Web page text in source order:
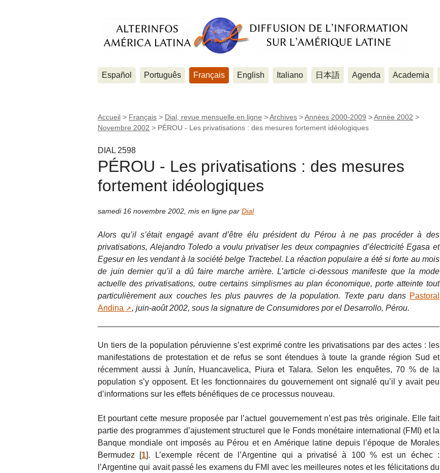
Español Português Français English Italiano 日本語 Agenda Academia
Accueil > Français > Dial, revue mensuelle en ligne >Archives >Années 2000-2009 >Année 2002 >
Novembre 2002 > PÉROU - Les privatisations : des mesures fortement idéologiques
DIAL 2598
PÉROU - Les privatisations : des mesures
fortement idéologiques
samedi 16 novembre 2002 mis en ligne par Dial
Alors qu’il s’était engagé avant d’être élu président du Pérou à ne pas procéder à des
privatisations, Alejandro Toledo a voulu privatiser les deux compagnies d’électricité Egasa et
Egesur en les vendant à la société belge Tractebel. La réaction populaire a été si forte au mois
de juin dernier qu’il a dû faire marche arrière. L’article ci-dessous manifeste que la mode
actuelle des privatisations, outre certains simplismes au plan économique, porte atteinte tout
particulièrement aux couches les plus pauvres de la population. Texte paru dans Pastoral
Andina
, juin-août 2002, sous la signature de Consumidores por el Desarrollo, Pérou.
Un tiers de la population péruvienne s’est exprimé contre les privatisations par des actes : les
manifestations de protestation et de refus se sont étendues à toute la grande région Sud et
récemment aussi à Junín, Huancavelica, Piura et Talara. Selon les enquêtes, 70 % de la
population s’y opposent. Et les fonctionnaires du gouvernement ont signalé qu’il y avait peu
d’informations sur les effets bénéfiques de ce processus nouveau.
Et pourtant cette mesure proposée par l’actuel gouvernement n’est pas très originale. Elle fait
partie des programmes d’ajustement structurel que le Fonds monétaire international (FMI) et la
Banque mondiale ont imposés au Pérou et en Amérique latine depuis l’époque de Morales
Bermudez [1]. L’exemple récent de l’Argentine qui a privatisé à 100 % est un échec :
l’Argentine qui avait passé les examens du FMI avec les meilleures notes et les félicitations du